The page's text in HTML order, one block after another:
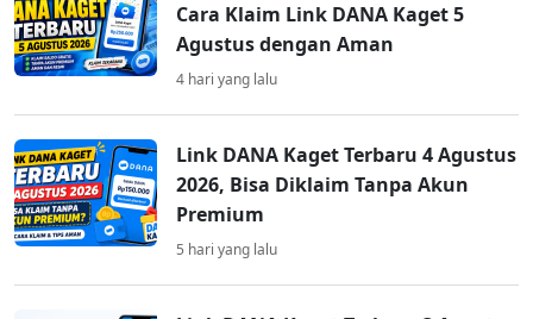
Cara Klaim Link DANA Kaget 5
Agustus dengan Aman
4 hari yang lalu
Link DANA Kaget Terbaru 4 Agustus
2026, Bisa Diklaim Tanpa Akun
Premium
5 hari yang lalu